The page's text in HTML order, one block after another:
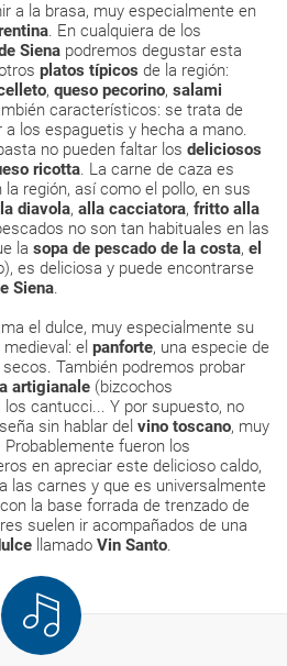
a la brasa, muy especialmente en
. En cualquiera de los
Siena podremos degustar esta
platos típicos de la región:
, queso pecorino, salami
característicos: se trata de
los espaguetis y hecha a mano.
no pueden faltar los deliciosos
ricotta. La carne de caza es
región, así como el pollo, en sus
diavola, alla cacciatora, fritto alla
no son tan habituales en las
la sopa de pescado de la costa, el
es deliciosa y puede encontrarse
Siena.
el dulce, muy especialmente su
el panforte, una especie de
También podremos probar
artigianale (bizcochos
cantucci... Y por supuesto, no
sin hablar del vino toscano, muy
Probablemente fueron los
en apreciar este delicioso caldo,
las carnes y que es universalmente
la base forrada de trenzado de
suelen ir acompañados de una
llamado Vin Santo.